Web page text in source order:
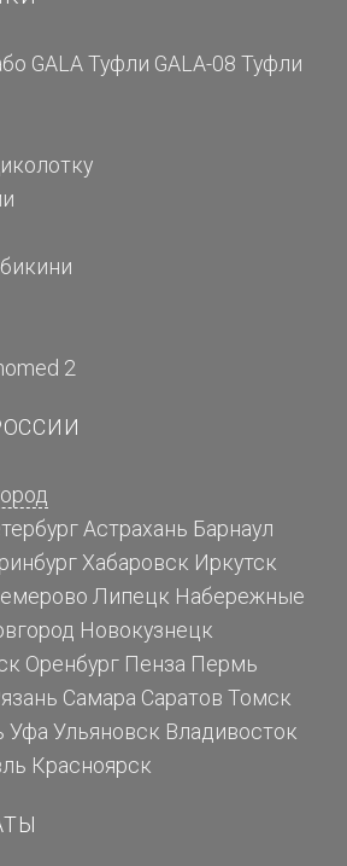
GALAТуфли GALA-08 Туфли
2
Астрахань Барнаул
Хабаровск Иркутск
Липецк Набережные
Новокузнецк
Оренбург Пенза Пермь
Самара Саратов Томск
Уфа Ульяновск Владивосток
Красноярск